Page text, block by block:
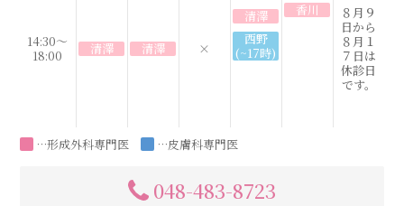
14:30～
18:00
清澤 清澤 ×
清澤
西野
(~17時)
香川
８月９
日から
８月１
７日は
休診日
です。
…形成外科専門医 …皮膚科専門医
048-483-8723